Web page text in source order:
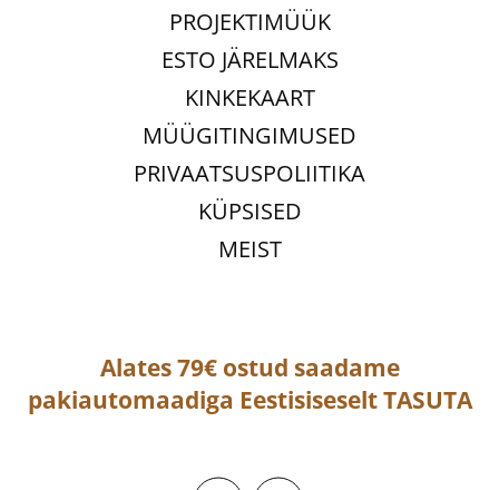
PROJEKTIMÜÜK
ESTO JÄRELMAKS
KINKEKAART
MÜÜGITINGIMUSED
PRIVAATSUSPOLIITIKA
KÜPSISED
MEIST
Alates 79€ ostud saadame
pakiautomaadiga EestisiseseltTASUTA